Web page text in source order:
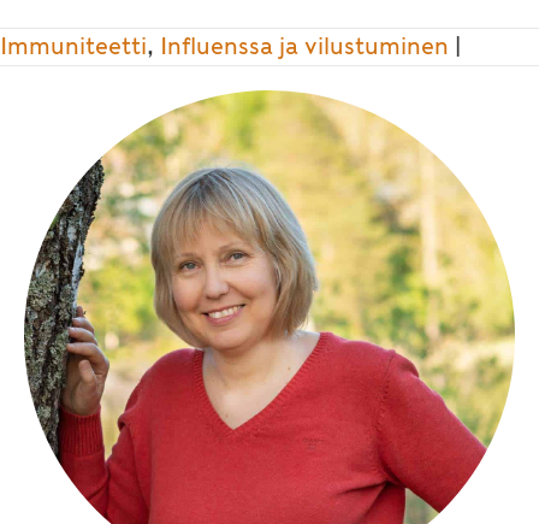
Immuniteetti, Influenssa ja vilustuminen